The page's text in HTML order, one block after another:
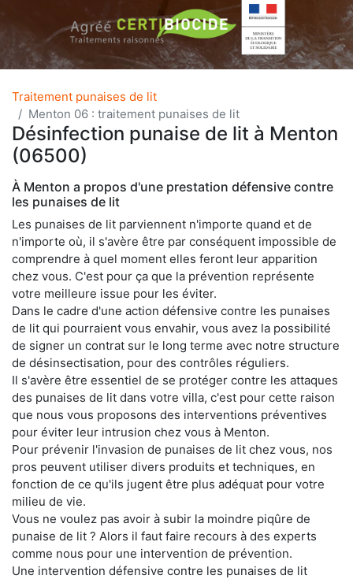
Traitement punaises de lit
Menton 06 : traitement punaises de lit
Désinfection punaise de lit à Menton
(06500)
À Menton a propos d'une prestation défensive contre
les punaises de lit
Les punaises de lit parviennent n'importe quand et de
n'importe où, il s'avère être par conséquent impossible de
comprendre à quel moment elles feront leur apparition
chez vous. C'est pour ça que la prévention représente
votre meilleure issue pour les éviter.
Dans le cadre d'une action défensive contre les punaises
de lit qui pourraient vous envahir, vous avez la possibilité
de signer un contrat sur le long terme avec notre structure
de désinsectisation, pour des contrôles réguliers.
Il s'avère être essentiel de se protéger contre les attaques
des punaises de lit dans votre villa, c'est pour cette raison
que nous vous proposons des interventions préventives
pour éviter leur intrusion chez vous à Menton.
Pour prévenir l'invasion de punaises de lit chez vous, nos
pros peuvent utiliser divers produits et techniques, en
fonction de ce qu'ils jugent être plus adéquat pour votre
milieu de vie.
Vous ne voulez pas avoir à subir la moindre piqûre de
punaise de lit ? Alors il faut faire recours à des experts
comme nous pour une intervention de prévention.
Une intervention défensive contre les punaises de lit